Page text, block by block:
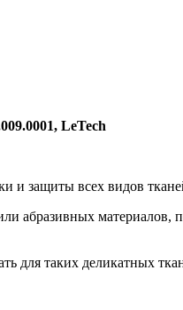
LeTech
и защиты всех видов
абразивных
для таких деликатных